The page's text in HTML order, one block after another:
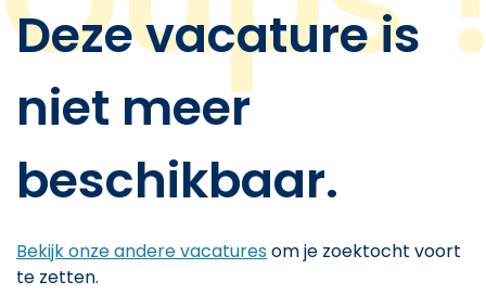
Deze vacature is
niet meer
beschikbaar.
Bekijk onze andere vacaturesom je zoektocht voort
te zetten.